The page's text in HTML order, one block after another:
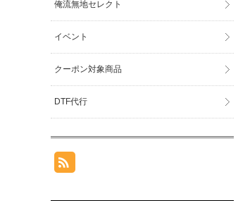
俺流無地セレクト
イベント
クーポン対象商品
DTF代行